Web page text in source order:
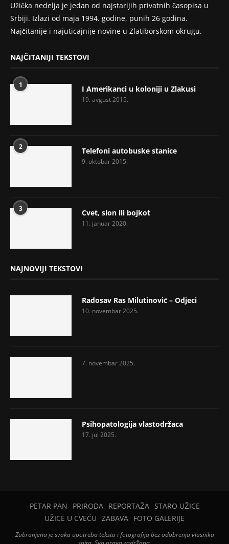
Užička nedelja je jedan od najstarijih privatnih časopisa u
Srbiji. Izlazi od maja 1994. godine, punih 26 godina.
Najčitanije i najuticajnije novine u Zlatiborskom okrugu.
NAJČITANIJI TEKSTOVI
1 I Amerikanci u koloniji u Zlakusi
19. avgust 2015.
2 Telefoni autobuske stanice
9. oktobar 2015.
3 Cvet, slon ili bojkot
11. januar 2020.
NAJNOVIJI TEKSTOVI
Radosav Ras Milutinović – Odjeci
10. novembar 2025.
7. novembar 2025.
Psihopatologija vlastodržaca
17. jul 2025.
PETAR PAN PRIRODA REPORTAŽA
STARO UŽICE
UŽICE U CVEĆU ZABAVA FOTO GALERIJE
Zabranjena je svaka upotreba teksta i fotografija bez odobrenja vlasnika